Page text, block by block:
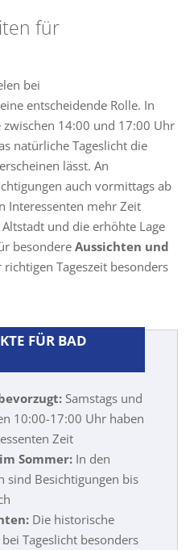
für
bei
entscheidende Rolle. In
14:00 und 17:00 Uhr
natürliche Tageslicht die
lässt. An
auch vormittags ab
Interessenten mehr Zeit
und die erhöhte Lage
besondere Aussichten und
richtigen Tageszeit besonders
FÜR BAD
Samstags und
10:00-17:00 Uhr haben
Zeit
Sommer: In den
sind Besichtigungen bis
Die historische
Tageslicht besonders